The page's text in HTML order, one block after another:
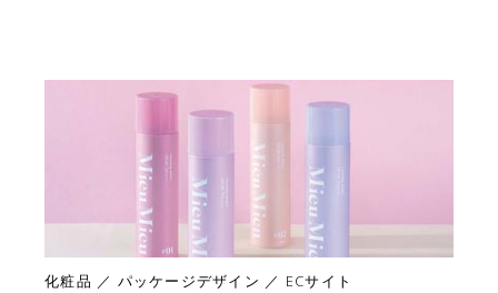
化粧品 ／ パッケージデザイン ／ ECサイト